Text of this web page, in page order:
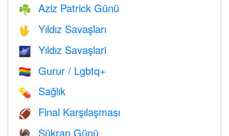
☘️ Aziz Patrick Günü
🖖 Yıldız Savaşları
🌌 Yıldız Savaşlari
🏳️‍🌈 Gurur / Lgbtq+
💊 Sağlık
🏈 Final Karşılaşması
Şükran Günü